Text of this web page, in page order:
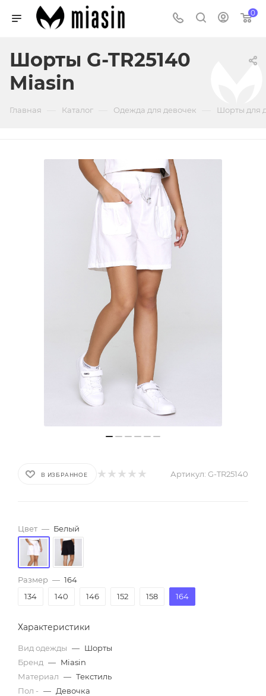
0
Шорты G-TR25140
Miasin
Главная Каталог Одежда для девочек Шорты для
В ИЗБРАННОЕ Артикул: G-TR25140
Цвет — Белый
Размер — 164
134
140 146 152 158 164
Характеристики
Вид одежды — Шорты
Бренд — Miasin
Материал — Текстиль
Пол - — Девочка